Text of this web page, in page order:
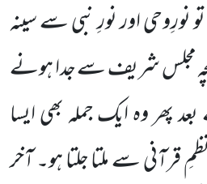
اور نورِ نبی سے سینہ
مجلس شریف سے جدا ہونے
پھر وہ ایک جملہ بھی ایسا
قرآنی سے ملتا جلتا ہو۔ آخر